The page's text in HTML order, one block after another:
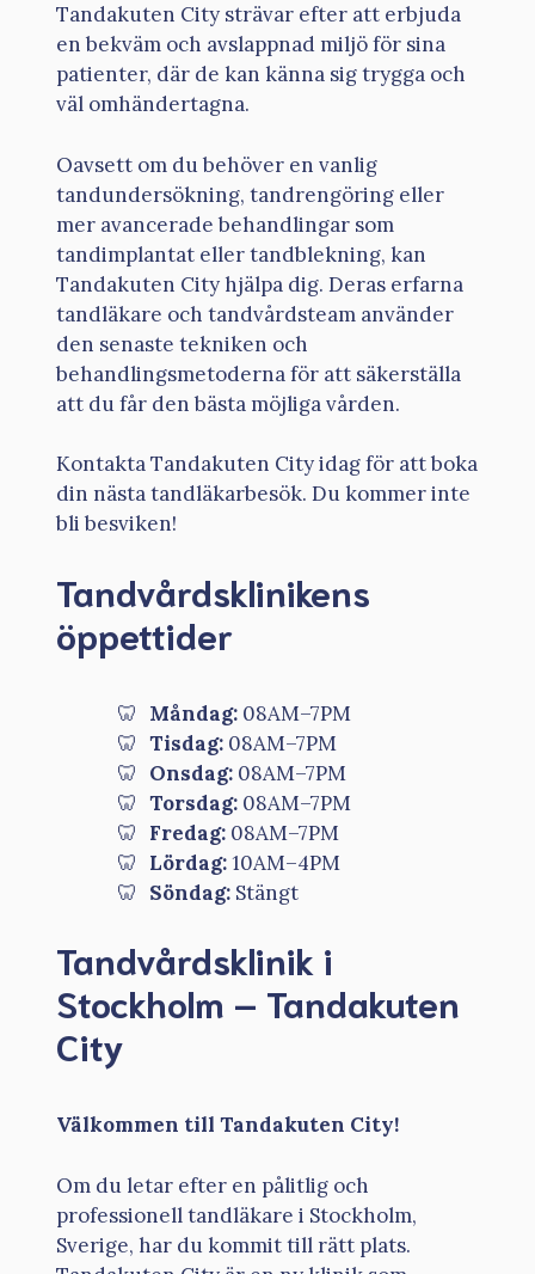
Tandakuten City strävar efter att erbjuda
en bekväm och avslappnad miljö för sina
patienter, där de kan känna sig trygga och
väl omhändertagna.
Oavsett om du behöver en vanlig
tandundersökning, tandrengöring eller
mer avancerade behandlingar som
tandimplantat eller tandblekning, kan
Tandakuten City hjälpa dig. Deras erfarna
tandläkare och tandvårdsteam använder
den senaste tekniken och
behandlingsmetoderna för att säkerställa
att du får den bästa möjliga vården.
Kontakta Tandakuten City idag för att boka
din nästa tandläkarbesök. Du kommer inte
bli besviken!
Tandvårdsklinikens
öppettider
Måndag: 08AM–7PM
Tisdag: 08AM–7PM
Onsdag: 08AM–7PM
Torsdag: 08AM–7PM
Fredag: 08AM–7PM
Lördag:10AM–4PM
Söndag: Stängt
Tandvårdsklinik i
Stockholm – Tandakuten
City
Välkommen till Tandakuten City!
Om du letar efter en pålitlig och
professionell tandläkare i Stockholm,
Sverige, har du kommit till rätt plats.